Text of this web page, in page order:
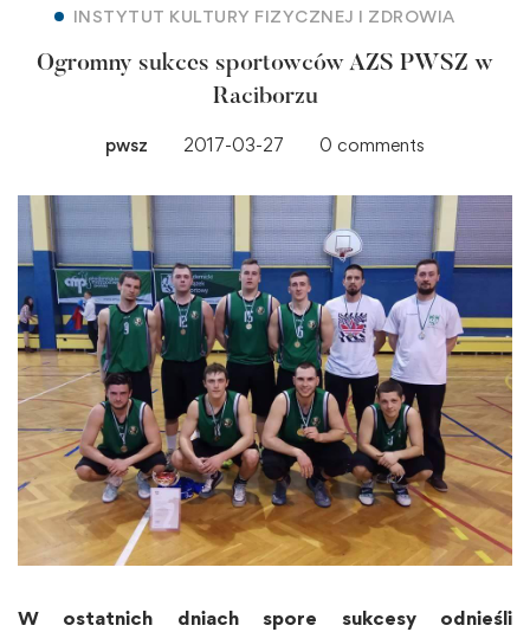
INSTYTUT KULTURY FIZYCZNEJ I ZDROWIA
Ogromny sukces sportowców AZS PWSZ w
Raciborzu
pwsz 2017-03-27 0 comments
W ostatnich dniach spore sukcesy odnieśli